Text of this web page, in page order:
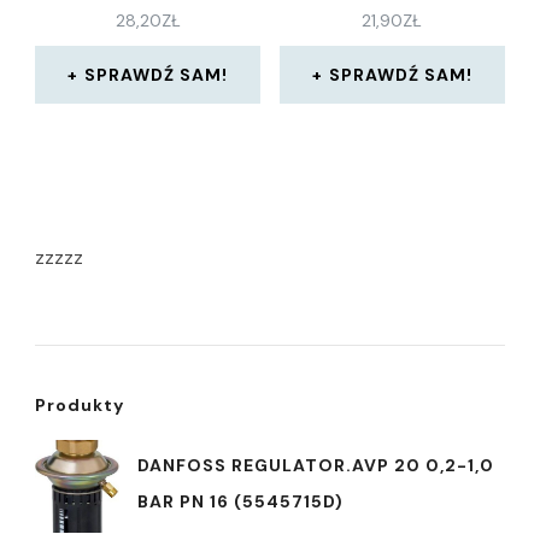
28,20ZŁ
SPRAWDŹ SAM!
21,90ZŁ
SPRAWDŹ SAM!
zzzzz
Produkty
DANFOSS REGULATOR.AVP 20 0,2-1,0
BAR PN 16 (5545715D)